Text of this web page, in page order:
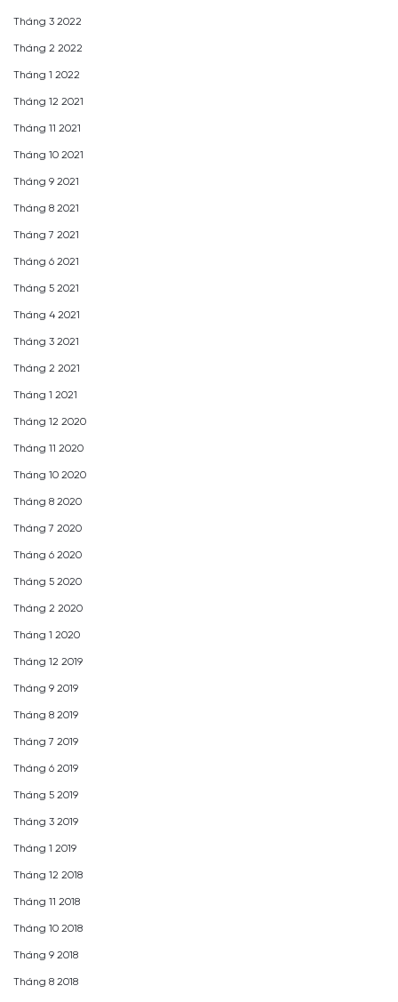
Tháng 3 2022
Tháng 2 2022
Tháng 1 2022
Tháng 12 2021
Tháng 11 2021
Tháng 10 2021
Tháng 9 2021
Tháng 8 2021
Tháng 7 2021
Tháng 6 2021
Tháng 5 2021
Tháng 4 2021
Tháng 3 2021
Tháng 2 2021
Tháng 1 2021
Tháng 12 2020
Tháng 11 2020
Tháng 10 2020
Tháng 8 2020
Tháng 7 2020
Tháng 6 2020
Tháng 5 2020
Tháng 2 2020
Tháng 1 2020
Tháng 12 2019
Tháng 9 2019
Tháng 8 2019
Tháng 7 2019
Tháng 6 2019
Tháng 5 2019
Tháng 3 2019
Tháng 1 2019
Tháng 12 2018
Tháng 11 2018
Tháng 10 2018
Tháng 9 2018
Tháng 8 2018